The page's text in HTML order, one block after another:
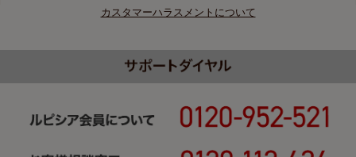
カスタマーハラスメントについて